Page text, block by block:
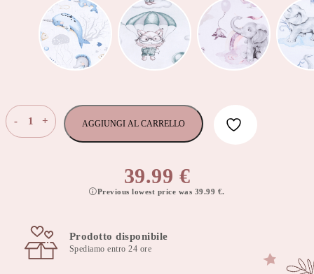
-
Set
Safari
quantità
+ AGGIUNGI AL CARRELLO
39.99 €
Previous lowest price was 39.99 €.
Prodotto disponibile
Spediamo entro 24 ore